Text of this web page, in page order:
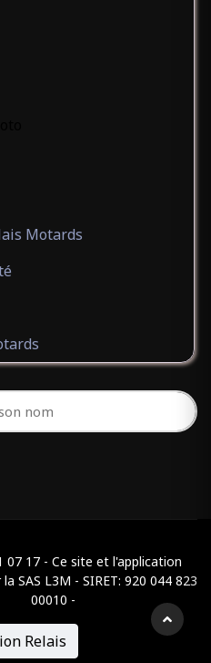
Motards
17 - Ce site et l'application
SAS L3M - SIRET: 920 044 823
00010 -
Relais